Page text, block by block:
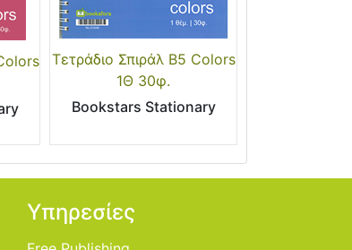
Τετράδιο Σπιράλ Β5 Colors
1Θ 30φ.
Bookstars Stationary
Υπηρεσίες